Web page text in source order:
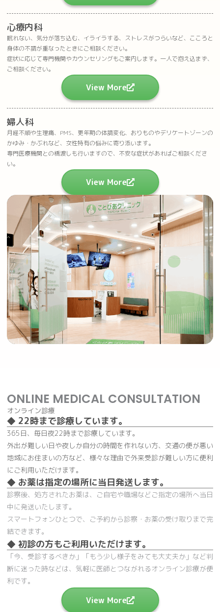
心療内科
眠れない、気分が落ち込む、イライラする、ストレスがつらいなど、こころと
身体の不調が重なったときにご相談ください。
症状に応じて専門機関やカウンセリングもご案内します。一人で抱え込まず、
ご相談ください。
View More
婦人科
月経不順や生理痛、PMS、更年期の体調変化、おりものやデリケートゾーンの
かゆみ・かぶれなど、女性特有の悩みに寄り添います。
専門医療機関との橋渡しも行いますので、不安な症状があればご相談くださ
い。
View More
ONLINE MEDICAL CONSULTATION
オンライン診療
◆ 22時まで診療しています。
365日、毎日夜22時まで診療しています。
外出が難しい日や夜しか自分の時間を作れない方、交通の便が悪い
地域にお住まいの方など、様々な理由で外来受診が難しい方に便利
にご利用いただけます。
◆ お薬は指定の場所に当日発送します。
診察後、処方されたお薬は、ご自宅や職場などご指定の場所へ当日
中に発送いたします。
スマートフォンひとつで、ご予約から診察・お薬の受け取りまで完
結できます。
◆ 初診の方もご利用いただけます。
「今、受診するべきか」「もう少し様子をみても大丈夫か」など判
断に迷った時などは、気軽に医師とつながれるオンライン診療が便
利です。
View More